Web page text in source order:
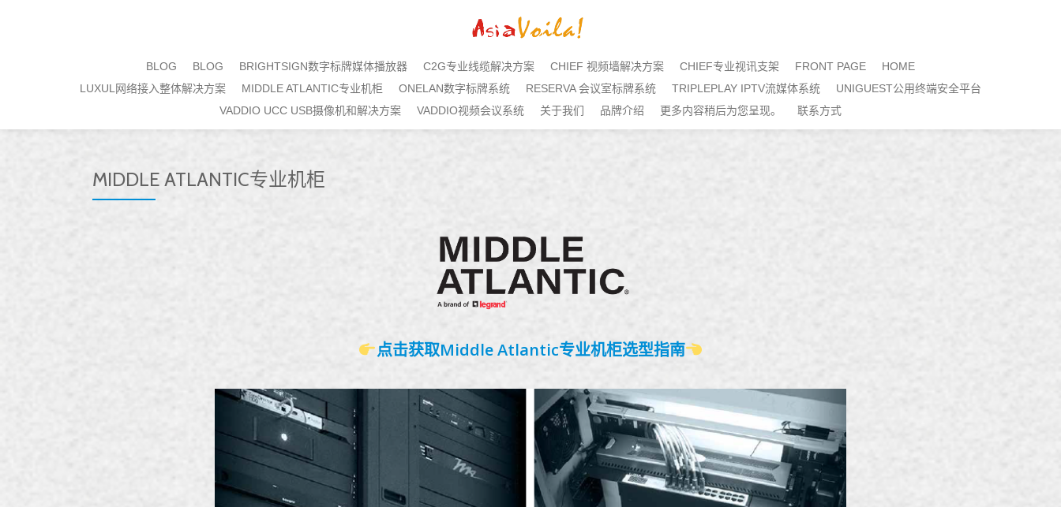
BLOG BLOG BRIGHTSIGN数字标牌媒体播放器 C2G专业线缆解决方案 CHIEF 视频墙解决方案 CHIEF专业视讯支架 FRONT PAGE
HOME
LUXUL网络接入整体解决方案
MIDDLE ATLANTIC专业机柜 ONELAN数字标牌系统 RESERVA 会议室标牌系统 TRIPLEPLAY IPTV流媒体系统
UNIGUEST公用终端安全平台
VADDIO UCC USB摄像机和解决方案
VADDIO视频会议系统 关于我们 品牌介绍 更多内容稍后为您呈现。 联系方式
MIDDLE ATLANTIC专业机柜
点击获取Middle Atlantic专业机柜选型指南